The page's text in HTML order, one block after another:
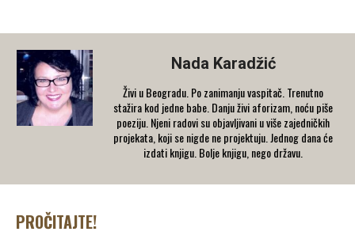
Nada Karadžić
Živi u Beogradu. Po zanimanju vaspitač. Trenutno
stažira kod jedne babe. Danju živi aforizam, noću piše
poeziju. Njeni radovi su objavljivani u više zajedničkih
projekata, koji se nigde ne projektuju. Jednog dana će
izdati knjigu. Bolje knjigu, nego državu.
PROČITAJTE!